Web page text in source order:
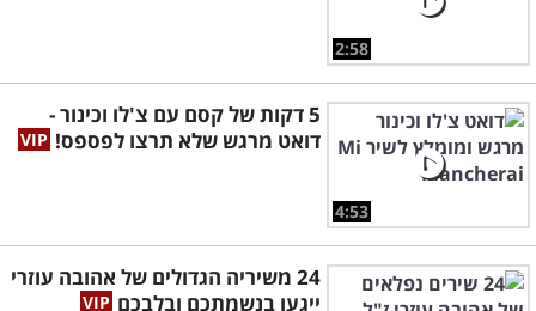
2:58
4:53
5 דקות של קסם עם צ'לו וכינור -
דואט מרגש שלא תרצו לפספס!
24 משיריה הגדולים של אהובה עוזרי
ייגעו בנשמתכם ובלבכם